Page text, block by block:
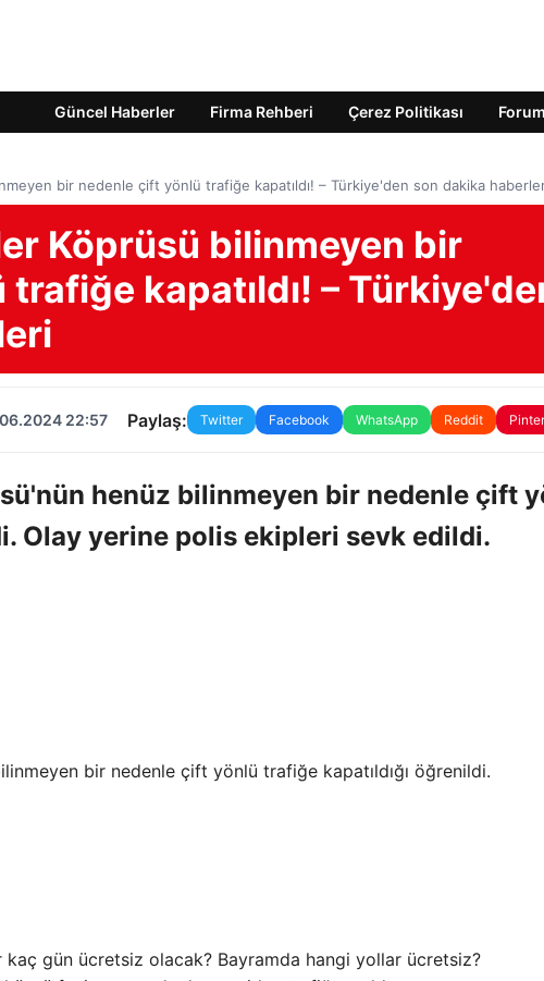
Güncel Haberler Firma Rehberi Çerez Politikası Forum
bir nedenle çift yönlü trafiğe kapatıldı! – Türkiye'den son dakika
Köprüsü bilinmeyen bir
kapatıldı! –
22:57 Paylaş: Twitter Facebook WhatsApp Reddit
henüz bilinmeyen bir nedenle çift
Olay yerine polis ekipleri sevk edildi.
bir nedenle çift yönlü trafiğe kapatıldığı öğrenildi.